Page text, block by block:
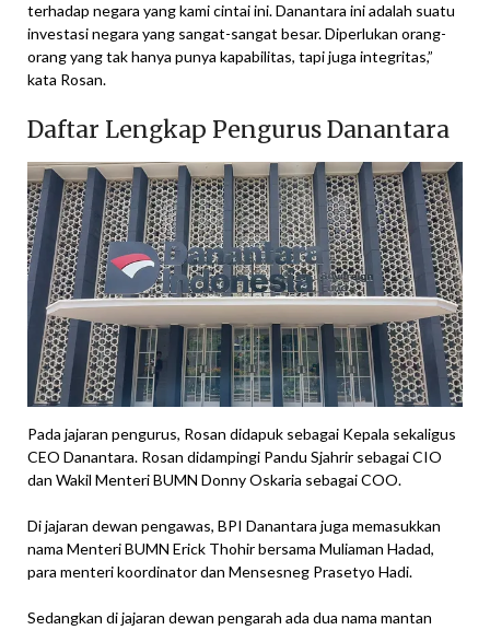
terhadap negara yang kami cintai ini. Danantara ini adalah suatu
investasi negara yang sangat-sangat besar. Diperlukan orang-
orang yang tak hanya punya kapabilitas, tapi juga integritas,”
kata Rosan.
Daftar Lengkap Pengurus Danantara
Pada jajaran pengurus, Rosan didapuk sebagai Kepala sekaligus
CEO Danantara. Rosan didampingi Pandu Sjahrir sebagai CIO
dan Wakil Menteri BUMN Donny Oskaria sebagai COO.
Di jajaran dewan pengawas, BPI Danantara juga memasukkan
nama Menteri BUMN Erick Thohir bersama Muliaman Hadad,
para menteri koordinator dan Mensesneg Prasetyo Hadi.
Sedangkan di jajaran dewan pengarah ada dua nama mantan